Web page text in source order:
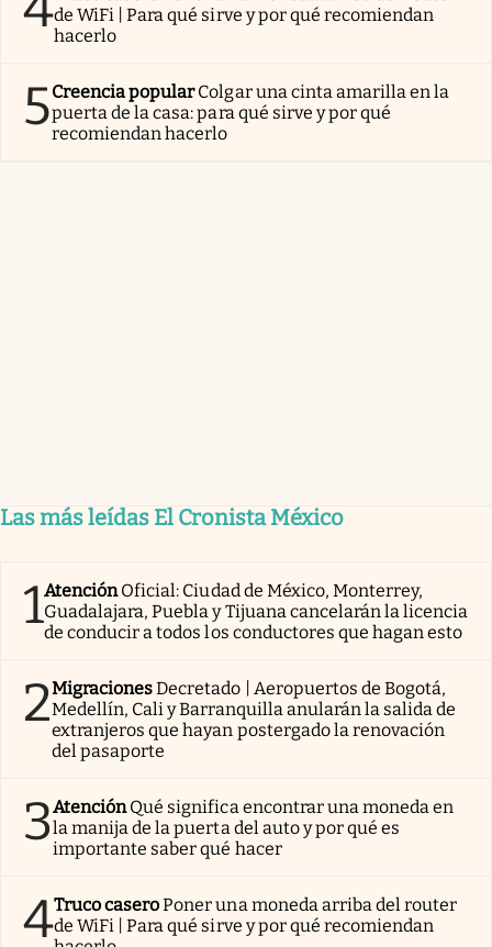
de WiFi | Para qué sirve y por qué recomiendan
hacerlo
5Creencia popularColgar una cinta amarilla en la
puerta de la casa: para qué sirve y por qué
recomiendan hacerlo
Las más leídas El Cronista México
1AtenciónOficial: Ciudad de México, Monterrey,
Guadalajara, Puebla y Tijuana cancelarán la licencia
de conducir a todos los conductores que hagan esto
2MigracionesDecretado | Aeropuertos de Bogotá,
Medellín, Cali y Barranquilla anularán la salida de
extranjeros que hayan postergado la renovación
del pasaporte
3AtenciónQué significa encontrar una moneda en
la manija de la puerta del auto y por qué es
importante saber qué hacer
4Truco caseroPoner una moneda arriba del router
de WiFi | Para qué sirve y por qué recomiendan